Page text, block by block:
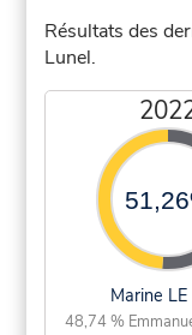
Résultats des
Lunel.
Marine LE
48,74 %